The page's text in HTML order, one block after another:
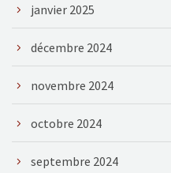
janvier 2025
décembre 2024
novembre 2024
octobre 2024
septembre 2024